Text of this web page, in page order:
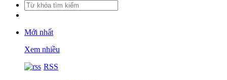
Mới nhất
Xem nhiều
RSS